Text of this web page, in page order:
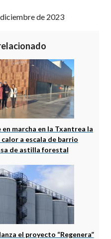
de 2023
marcha en la Txantrea la
a escala de barrio
de astilla forestal
el proyecto “Regenera”